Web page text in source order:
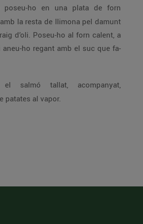
poseu-ho en una plata de forn
la resta de llimona pel damunt
d’oli. Poseu-ho al forn calent, a
aneu-ho regant amb el suc que fa-
salmó tallat, acompanyat,
patates al vapor.